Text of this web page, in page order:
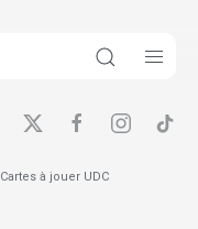
Cartes à jouer UDC